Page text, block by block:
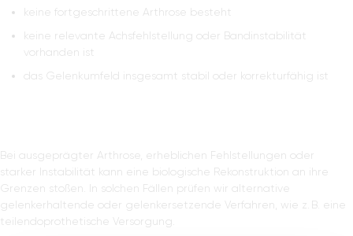
keine fortgeschrittene Arthrose besteht
keine relevante Achsfehlstellung oder Bandinstabilität
vorhanden ist
das Gelenkumfeld insgesamt stabil oder korrekturfähig ist
Bei ausgeprägter Arthrose, erheblichen Fehlstellungen oder
starker Instabilität kann eine biologische Rekonstruktion an ihre
Grenzen stoßen. In solchen Fällen prüfen wir alternative
gelenkerhaltende oder gelenkersetzende Verfahren, wie z. B. eine
teilendoprothetische Versorgung.